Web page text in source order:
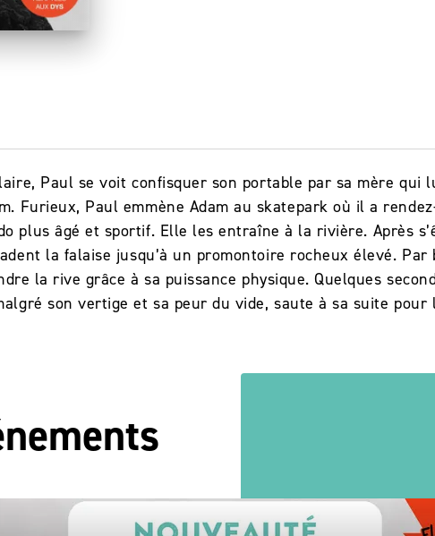
Paul se voit confisquer son portable par sa mère qui
Furieux, Paul emmène Adam au skatepark où il a
plus âgé et sportif. Elle les entraîne à la rivière. Après
la falaise jusqu’à un promontoire rocheux élevé. Par
la rive grâce à sa puissance physique. Quelques
son vertige et sa peur du vide, saute à sa suite